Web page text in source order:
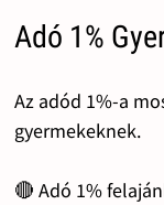
Adó 1%
Az adód 1%-a
gyermekeknek.
🔴 Adó 1%